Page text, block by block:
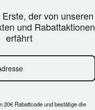
der von unseren
und Rabattaktionen
erfährt
20€ Rabattcode und bestätige die